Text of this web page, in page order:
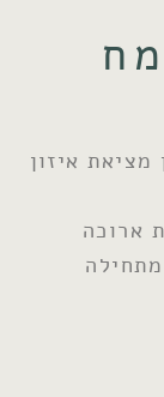
איזון
ארוכה